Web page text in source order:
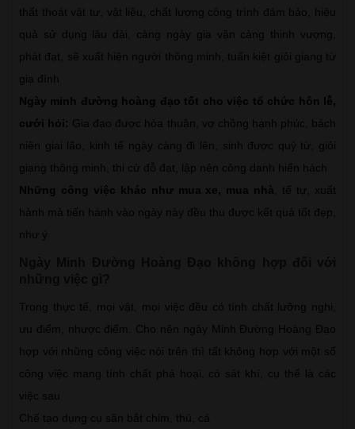
thất thoát vật tư, vật liệu, chất lượng công trình đảm bảo, hiệu
quả sử dụng lâu dài, càng ngày gia vận càng thịnh vượng,
phát đạt, sẽ xuất hiện người thông minh, tuấn kiệt giỏi giang từ
gia đình
Ngày minh đường hoàng đạo tốt cho việc tổ chức hôn lễ,
cưới hỏi: Gia đạo được hòa thuận, vợ chồng hạnh phúc, bách
niên giai lão, kinh tế ngày càng đi lên, sinh được quý từ, giỏi
giang thông minh, thi cử đỗ đạt, lập nên công danh hiển hách
Những công việc khác như mua xe, mua nhà
, tế tự, xuất
hành mà tiến hành vào ngày này đều thu được kết quả tốt đẹp,
như ý
Trong thực tế, mọi vật, mọi việc đều có tính chất lưỡng nghi,
ưu điểm, nhược điểm. Cho nên ngày Minh Đường Hoàng Đạo
hợp với những công việc nói trên thì tất không hợp với một số
công việc mang tính chất phá hoại, có sát khí, cụ thể là các
việc sau
Chế tạo dụng cụ săn bắt chim, thú, cá